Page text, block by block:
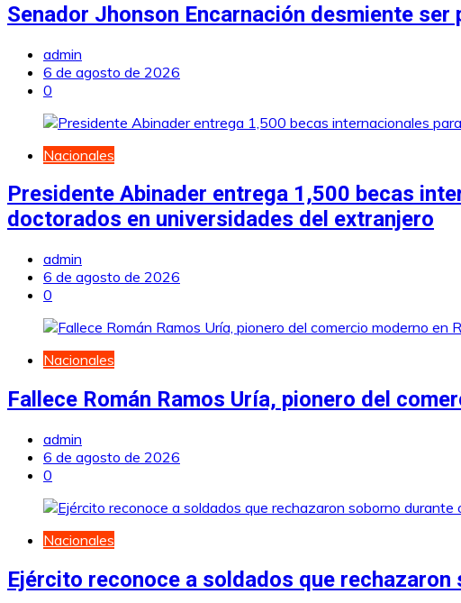
Senador Jhonson Encarnación desmiente ser
admin
6 de agosto de 2026
0
Nacionales
Presidente Abinader entrega 1,500 becas
doctorados en universidades del extranjero
admin
6 de agosto de 2026
0
Nacionales
Fallece Román Ramos Uría, pionero del
admin
6 de agosto de 2026
0
Nacionales
Ejército reconoce a soldados que